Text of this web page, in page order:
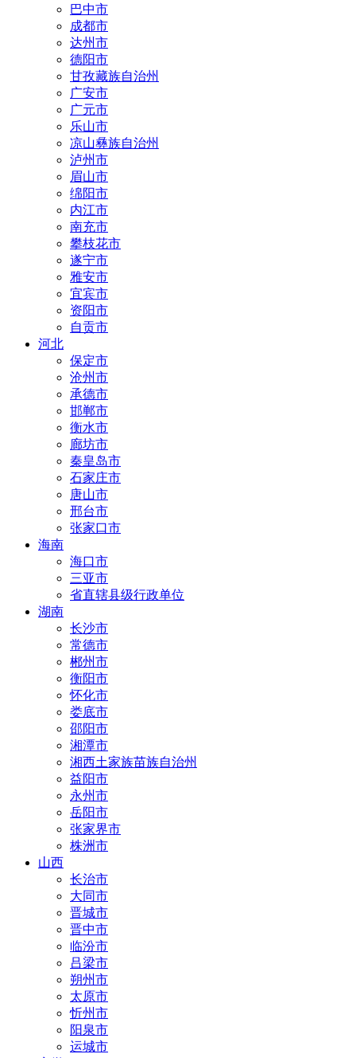
巴中市
成都市
达州市
德阳市
甘孜藏族自治州
广安市
广元市
乐山市
凉山彝族自治州
泸州市
眉山市
绵阳市
内江市
南充市
攀枝花市
遂宁市
雅安市
宜宾市
资阳市
自贡市
河北
保定市
沧州市
承德市
邯郸市
衡水市
廊坊市
秦皇岛市
石家庄市
唐山市
邢台市
张家口市
海南
海口市
三亚市
省直辖县级行政单位
湖南
长沙市
常德市
郴州市
衡阳市
怀化市
娄底市
邵阳市
湘潭市
湘西土家族苗族自治州
益阳市
永州市
岳阳市
张家界市
株洲市
山西
长治市
大同市
晋城市
晋中市
临汾市
吕梁市
朔州市
太原市
忻州市
阳泉市
运城市